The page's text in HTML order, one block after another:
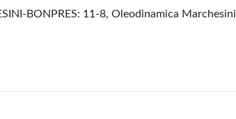
BONPRES: 11-8, Oleodinamica